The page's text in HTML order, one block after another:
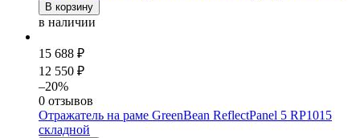
В корзину
в наличии
15 688 ₽
12 550 ₽
–20%
0 отзывов
Отражатель на раме GreenBean ReflectPanel 5 RP1015
складной